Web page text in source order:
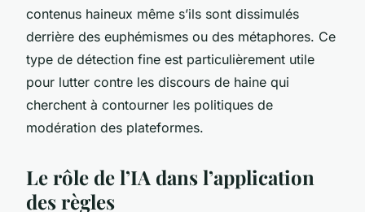
contenus haineux même s’ils sont dissimulés
derrière des euphémismes ou des métaphores. Ce
type de détection fine est particulièrement utile
pour lutter contre les discours de haine qui
cherchent à contourner les politiques de
modération des plateformes.
Le rôle de l’IA dans l’application
des règles